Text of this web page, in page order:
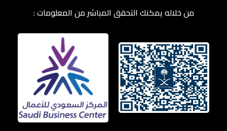
من خلاله يمكنك التحقق المباشر من المعلومات :